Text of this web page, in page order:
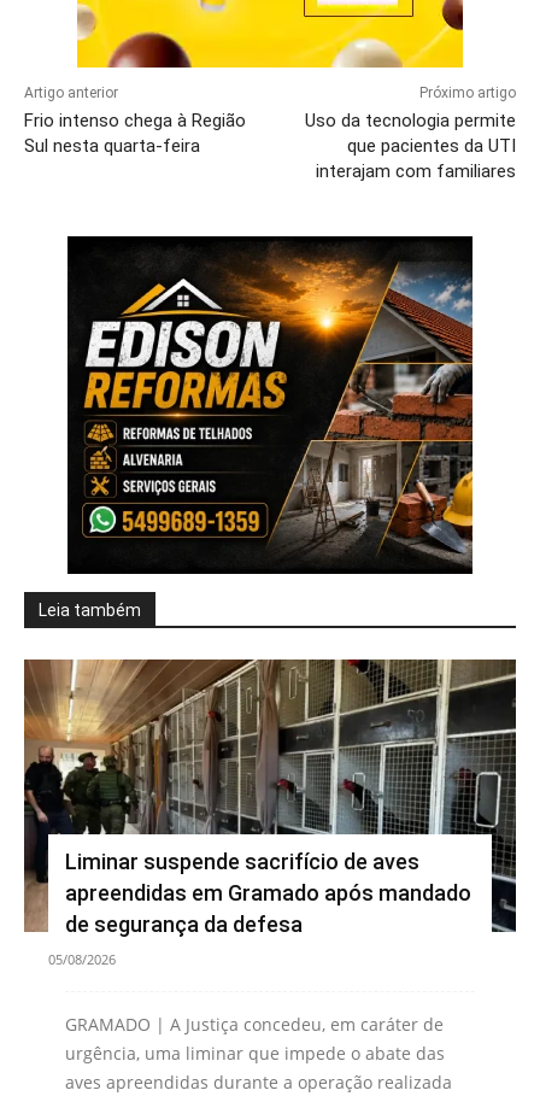
Artigo anterior
Frio intenso chega à Região
Sul nesta quarta-feira
Próximo artigo
Uso da tecnologia permite
que pacientes da UTI
interajam com familiares
Leia também
Liminar suspende sacrifício de aves
apreendidas em Gramado após mandado
de segurança da defesa
05/08/2026
GRAMADO | A Justiça concedeu, em caráter de
urgência, uma liminar que impede o abate das
aves apreendidas durante a operação realizada